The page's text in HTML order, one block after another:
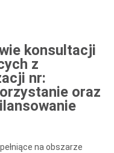
konsultacji
z
nr:
oraz
na obszarze